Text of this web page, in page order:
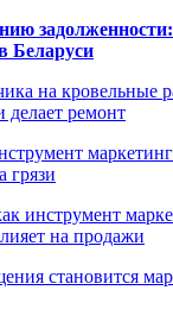
Беларуси
на кровельные
делает ремонт
грязи
инструмент
на продажи
становится